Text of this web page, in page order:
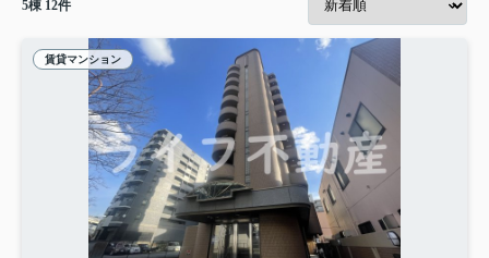
5棟 12件
賃貸マンション